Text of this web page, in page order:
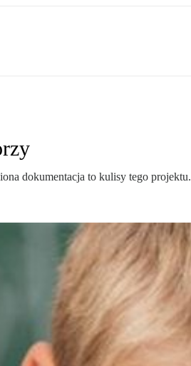
dokumentacja to kulisy tego projektu.